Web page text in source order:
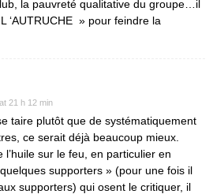
la pauvreté qualitative du groupe…il
‘AUTRUCHE » pour feindre la
21 h 12 min
taire plutôt que de systématiquement
ce serait déjà beaucoup mieux.
l’huile sur le feu, en particulier en
supporters » (pour une fois il
supporters) qui osent le critiquer, il